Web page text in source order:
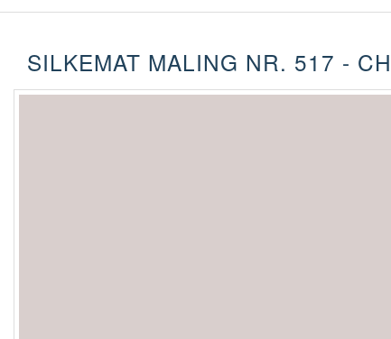
SILKEMAT MALING NR. 517 -